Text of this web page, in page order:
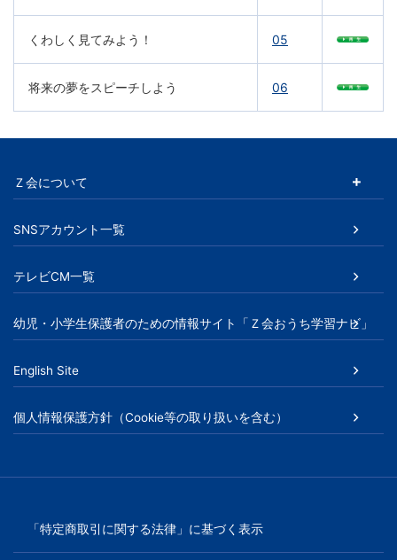
くわしく見てみよう！ 05
将来の夢をスピーチしよう 06
Ｚ会について
SNSアカウント一覧
テレビCM一覧
幼児・小学生保護者のための情報サイト「Ｚ会おうち学習ナビ」
English Site
個人情報保護方針（Cookie等の取り扱いを含む）
「特定商取引に関する法律」に基づく表示